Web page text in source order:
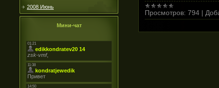
2008 Июнь
Мини-чат
Просмотров: 794 |